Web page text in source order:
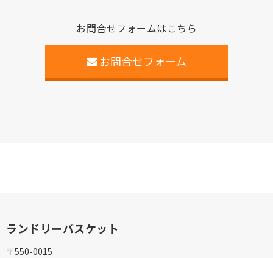
お問合せフォームはこちら
お問合せフォーム
ランドリーバスケット
〒550-0015